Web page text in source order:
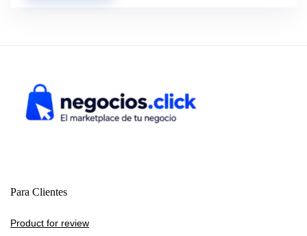
Para Clientes
Product for review